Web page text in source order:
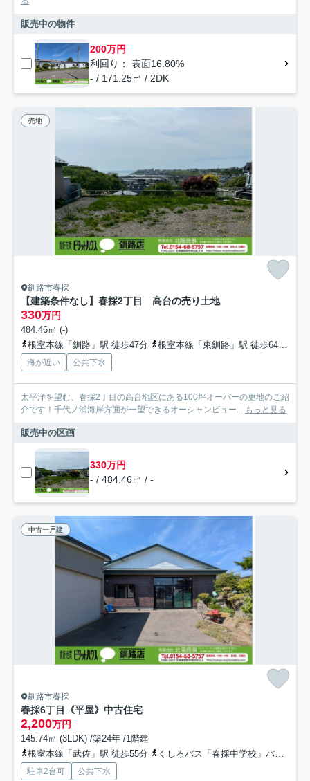
販売中の物件
200万円
利回り： 表面16.80%
- / 171.25㎡ / 2DK
売地
釧路市春採
【建築条件なし】春採2丁目 高台の売り土地
330万円
484.46㎡ (-)
根室本線「釧路」駅 徒歩47分
根室本線「東釧路」駅 徒歩64分
海が近い 公共下水
太平洋を望む、春採2丁目の高台地区にある100坪オーバーの更地のご紹
介です！千代ノ浦海岸方面が一望できるオーシャンビュー... もっと見る
販売中の区画
330万円
- / 484.46㎡ / -
中古一戸建
釧路市春採
春採6丁目《平屋》中古住宅
2,200万円
145.74㎡ (3LDK) /築24年 /1階建
根室本線「武佐」駅 徒歩55分
くしろバス「春採中学校」バス停下車 徒歩4分
駐車2台可 公共下水